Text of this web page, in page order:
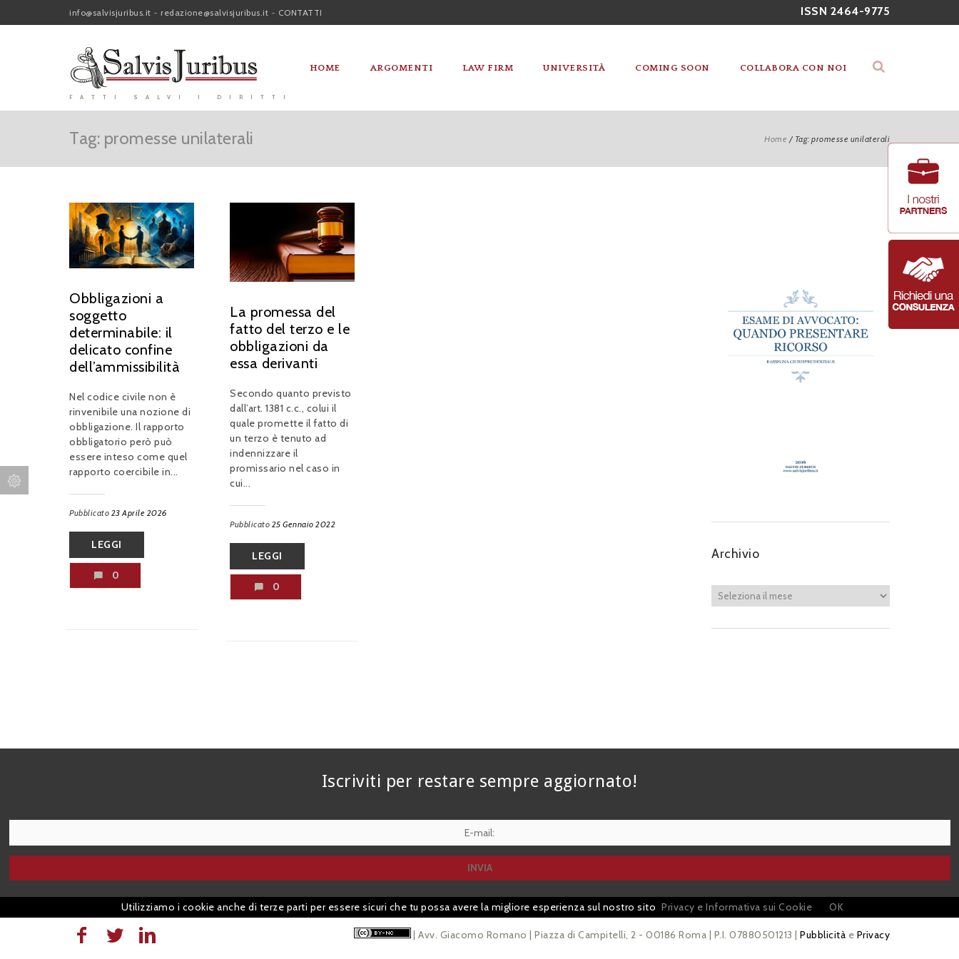
ISSN 2464-9775
info@salvisjuribus.it - redazione@salvisjuribus.it - CONTATTI
FATTI SALVI I DIRITTI
HOME ARGOMENTI LAW FIRM UNIVERSITÀ COMING SOON COLLABORA CON NOI
Home / Tag: promesse unilaterali
Tag: promesse unilaterali
Obbligazioni a
soggetto
determinabile: il
delicato confine
dell’ammissibilità
Nel codice civile non è
rinvenibile una nozione di
obbligazione. Il rapporto
obbligatorio però può
essere inteso come quel
rapporto coercibile in...
Pubblicato 23 Aprile 2026
LEGGI
0
La promessa del
fatto del terzo e le
obbligazioni da
essa derivanti
Secondo quanto previsto
dall’art. 1381 c.c., colui il
quale promette il fatto di
un terzo è tenuto ad
indennizzare il
promissario nel caso in
cui...
Pubblicato 25 Gennaio 2022
LEGGI
0
Archivio
Iscriviti per restare sempre aggiornato!
| Avv. Giacomo Romano | Piazza di Campitelli, 2 - 00186 Roma | P.I. 07880501213 | Pubblicità e Privacy
Utilizziamo i cookie anche di terze parti per essere sicuri che tu possa avere la migliore esperienza sul nostro sito Privacy e Informativa sui Cookie OK